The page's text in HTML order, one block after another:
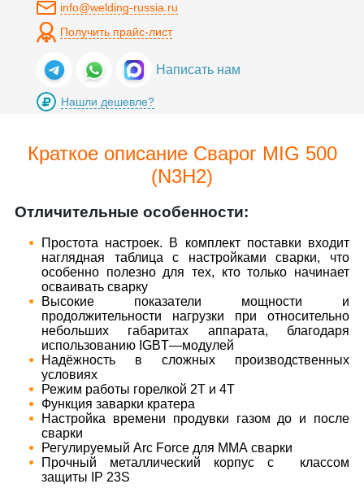
info@welding-russia.ru
Получить прайс-лист
Написать нам
Нашли дешевле?
Краткое описание Сварог MIG 500
(N3H2)
Отличительные особенности:
Простота настроек. В комплект поставки входит
наглядная таблица с настройками сварки, что
особенно полезно для тех, кто только начинает
осваивать сварку
Высокие показатели мощности и
продолжительности нагрузки при относительно
небольших габаритах аппарата, благодаря
использованию IGBT—модулей
Надёжность в сложных производственных
условиях
Режим работы горелкой 2T и 4T
Функция заварки кратера
Настройка времени продувки газом до и после
сварки
Регулируемый Arc Force для ММА сварки
Прочный металлический корпус с классом
защиты IP 23S